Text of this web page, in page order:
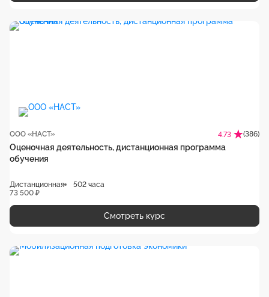
ООО «НАСТ» 4.73 (386)
Оценочная деятельность, дистанционная программа
обучения
Дистанционная
502 часа
73 500 ₽
Смотреть курс